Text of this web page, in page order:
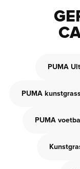
PUMA
PUMA
PUMA